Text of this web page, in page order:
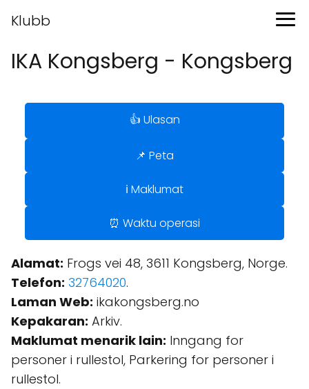
Klubb
IKA Kongsberg - Kongsberg
👍 Ulasan
📌 Peta
ℹ️ Maklumat
⏰ Waktu operasi
Alamat: Frogs vei 48, 3611 Kongsberg, Norge.
Telefon: 32764020.
Laman Web: ikakongsberg.no
Kepakaran: Arkiv.
Maklumat menarik lain: Inngang for
personer i rullestol, Parkering for personer i
rullestol.